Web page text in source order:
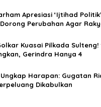
i
a
t
i
o
Apresiasi ‘Ijtihad Politik’
Perubahan Agar
Kuasai Pilkada Sulteng!
Gerindra Hanya 4
Harapan: Gugatan
Dikabulkan